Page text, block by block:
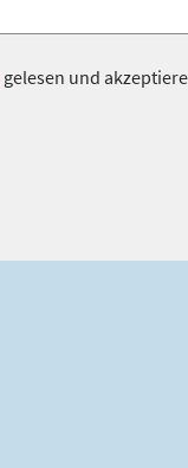
gelesen und